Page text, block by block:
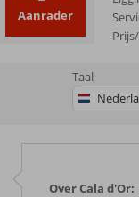
Aanrader
Taal
Over Cala d'Or: